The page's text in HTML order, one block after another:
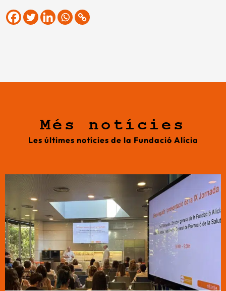
Més notícies
Les últimes notícies de la Fundació Alícia